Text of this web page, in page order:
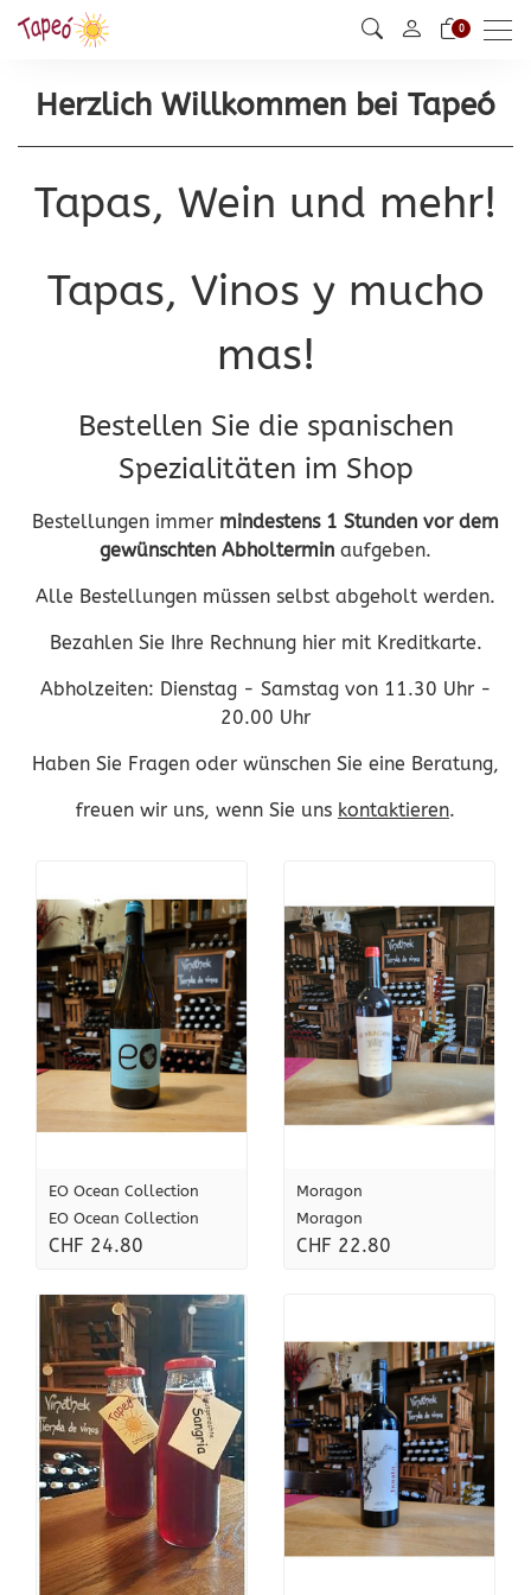
0
Herzlich Willkommen bei Tapeó
Tapas, Wein und mehr!
Tapas, Vinos y mucho
mas!
Bestellen Sie die spanischen
Spezialitäten im Shop
Bestellungen immer mindestens 1 Stunden vor dem
gewünschten Abholtermin aufgeben.
Alle Bestellungen müssen selbst abgeholt werden.
Bezahlen Sie Ihre Rechnung hier mit Kreditkarte.
Abholzeiten: Dienstag - Samstag von 11.30 Uhr -
20.00 Uhr
Haben Sie Fragen oder wünschen Sie eine Beratung,
freuen wir uns, wenn Sie uns kontaktieren.
EO Ocean Collection
EO Ocean Collection
CHF 24.80
Moragon
Moragon
CHF 22.80